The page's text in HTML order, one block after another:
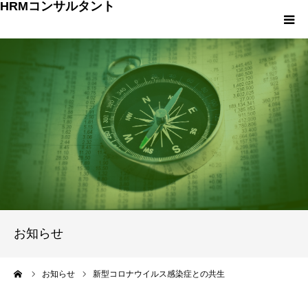
HRMコンサルタント
お知らせ
お知らせ 新型コロナウイルス感染症との共生
プロフィール
お客様の声
事業内容